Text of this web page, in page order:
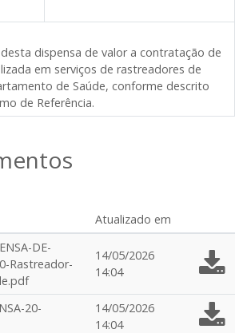
dispensa de valor a contratação de
em serviços de rastreadores de
de Saúde, conforme descrito
de Referência.
Atualizado em
DE-
Rastreador-
14/05/2026
14:04
20-
14/05/2026
14:04